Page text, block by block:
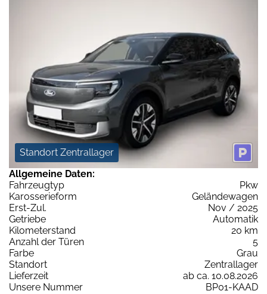
Standort Zentrallager
Allgemeine Daten:
Fahrzeugtyp
Pkw
Karosserieform
Geländewagen
Erst-Zul.
Nov / 2025
Getriebe
Automatik
Kilometerstand
20 km
Anzahl der Türen
5
Farbe
Grau
Standort
Zentrallager
Lieferzeit
ab ca. 10.08.2026
Unsere Nummer
BP01-KAAD